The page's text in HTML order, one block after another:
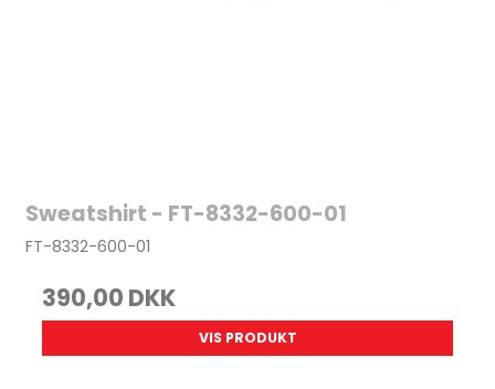
Sweatshirt - FT-8332-600-01
FT-8332-600-01
390,00 DKK
VIS PRODUKT